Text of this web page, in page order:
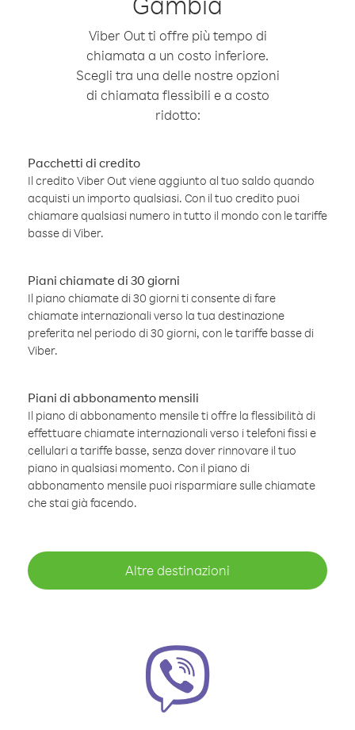
Viber Out ti offre più tempo di
chiamata a un costo inferiore.
Scegli tra una delle nostre opzioni
di chiamata flessibili e a costo
ridotto:
Pacchetti di credito
Il credito Viber Out viene aggiunto al tuo saldo quando
acquisti un importo qualsiasi. Con il tuo credito puoi
chiamare qualsiasi numero in tutto il mondo con le tariffe
basse di Viber.
Piani chiamate di 30 giorni
Il piano chiamate di 30 giorni ti consente di fare
chiamate internazionali verso la tua destinazione
preferita nel periodo di 30 giorni, con le tariffe basse di
Viber.
Piani di abbonamento mensili
Il piano di abbonamento mensile ti offre la flessibilità di
effettuare chiamate internazionali verso i telefoni fissi e
cellulari a tariffe basse, senza dover rinnovare il tuo
piano in qualsiasi momento. Con il piano di
abbonamento mensile puoi risparmiare sulle chiamate
che stai già facendo.
Altre destinazioni